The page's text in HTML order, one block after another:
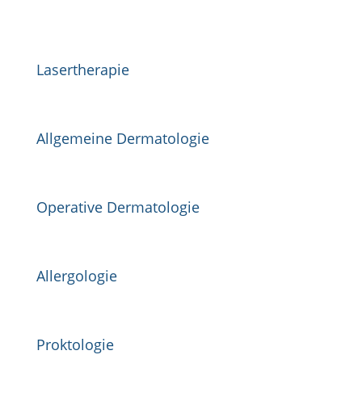
Lasertherapie
Allgemeine Dermatologie
Operative Dermatologie
Allergologie
Proktologie